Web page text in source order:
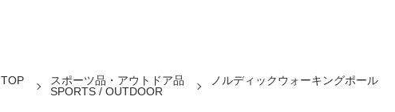
TOP
スポーツ品・アウトドア品
SPORTS / OUTDOOR
ノルディックウォーキングポール